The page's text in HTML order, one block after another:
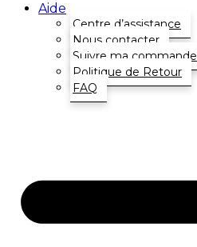
Aide
Centre d’assistance
Nous contacter
Suivre ma commande
Politique de Retour
FAQ